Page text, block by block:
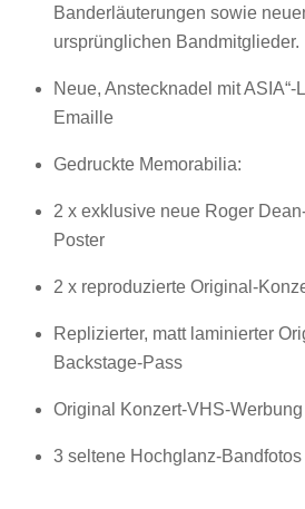
Banderläuterungen sowie
ursprünglichen Bandmitglieder.
Neue, Anstecknadel mit ASIA“-
Emaille
Gedruckte Memorabilia:
2 x exklusive neue Roger
Poster
2 x reproduzierte Original-
Replizierter, matt laminierter
Backstage-Pass
Original Konzert-VHS-Werbung
3 seltene Hochglanz-Bandfotos